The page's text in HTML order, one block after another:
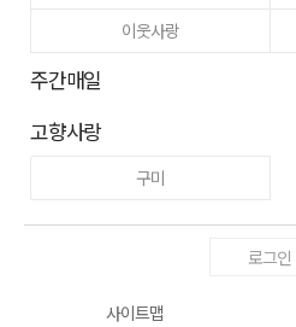
이웃사랑
주간매일
고향사랑
구미
로그인
사이트맵